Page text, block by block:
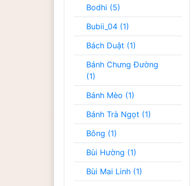
Bodhi (5)
Bubii_04 (1)
Bách Duật (1)
Bánh Chưng Đường
(1)
Bánh Mèo (1)
Bánh Trà Ngọt (1)
Bông (1)
Bùi Hường (1)
Bùi Mai Linh (1)